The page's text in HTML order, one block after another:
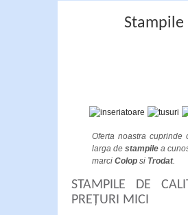
Stampile
Oferta noastra cuprinde
larga de stampile a
marci Colop si Trodat.
STAMPILE DE
PREȚURI MICI